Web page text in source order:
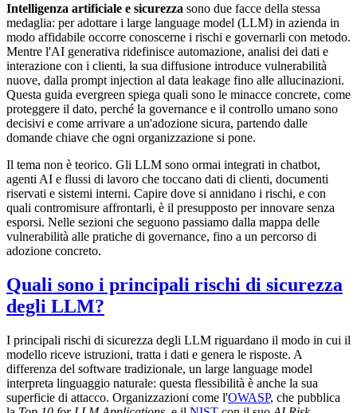
Intelligenza artificiale e sicurezza sono due facce della stessa
medaglia: per adottare i large language model (LLM) in azienda in
modo affidabile occorre conoscerne i rischi e governarli con metodo.
Mentre l'AI generativa ridefinisce automazione, analisi dei dati e
interazione con i clienti, la sua diffusione introduce vulnerabilità
nuove, dalla prompt injection al data leakage fino alle allucinazioni.
Questa guida evergreen spiega quali sono le minacce concrete, come
proteggere il dato, perché la governance e il controllo umano sono
decisivi e come arrivare a un'adozione sicura, partendo dalle
domande chiave che ogni organizzazione si pone.
Il tema non è teorico. Gli LLM sono ormai integrati in chatbot,
agenti AI e flussi di lavoro che toccano dati di clienti, documenti
riservati e sistemi interni. Capire dove si annidano i rischi, e con
quali contromisure affrontarli, è il presupposto per innovare senza
esporsi. Nelle sezioni che seguono passiamo dalla mappa delle
vulnerabilità alle pratiche di governance, fino a un percorso di
adozione concreto.
Quali sono i principali rischi di sicurezza
degli LLM?
I principali rischi di sicurezza degli LLM riguardano il modo in cui il
modello riceve istruzioni, tratta i dati e genera le risposte. A
differenza del software tradizionale, un large language model
interpreta linguaggio naturale: questa flessibilità è anche la sua
superficie di attacco. Organizzazioni come l'OWASP, che pubblica